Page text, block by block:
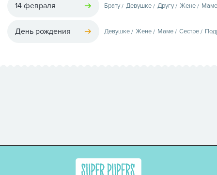
14 февраля Брату Девушке Другу Жене Маме
День рождения Девушке Жене Маме Сестре